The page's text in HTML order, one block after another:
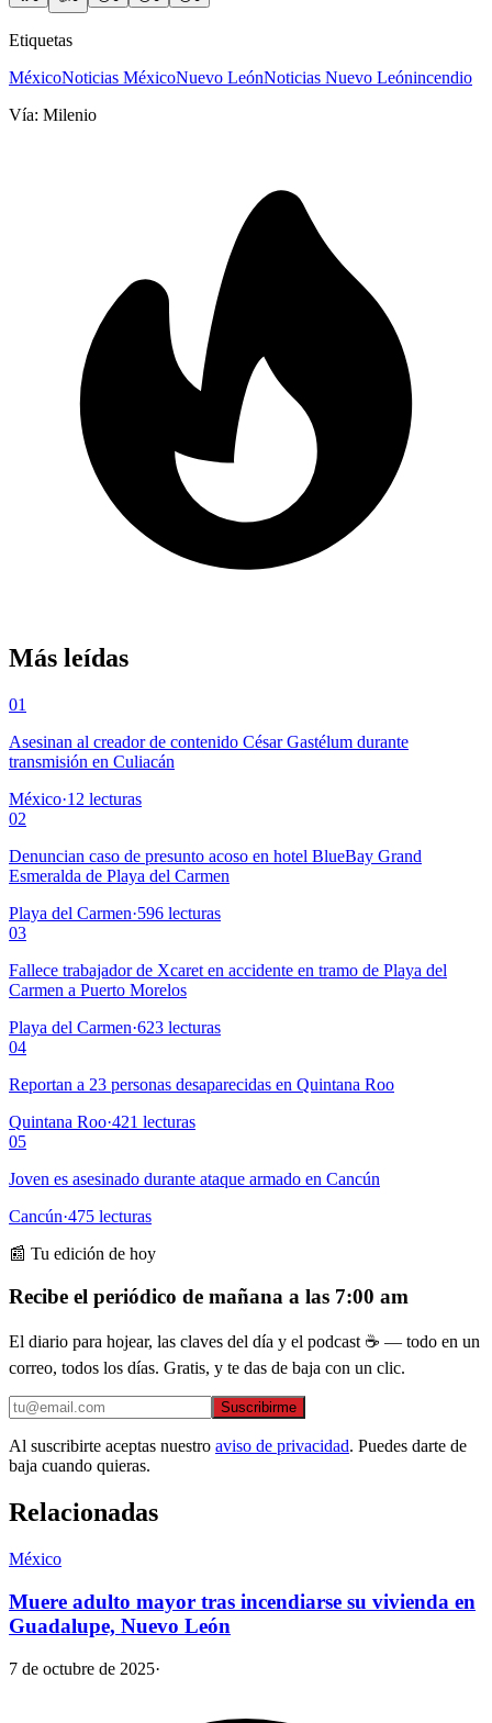
Etiquetas
MéxicoNoticias MéxicoNuevo LeónNoticias Nuevo Leónincendio
Vía: Milenio
Más leídas
01
Asesinan al creador de contenido César Gastélum durante
transmisión en Culiacán
México·12 lecturas
02
Denuncian caso de presunto acoso en hotel BlueBay Grand
Esmeralda de Playa del Carmen
Playa del Carmen·596 lecturas
03
Fallece trabajador de Xcaret en accidente en tramo de Playa del
Carmen a Puerto Morelos
Playa del Carmen·623 lecturas
04
Reportan a 23 personas desaparecidas en Quintana Roo
Quintana Roo·421 lecturas
05
Joven es asesinado durante ataque armado en Cancún
Cancún·475 lecturas
📰 Tu edición de hoy
Recibe el periódico de mañana a las 7:00 am
El diario para hojear, las claves del día y el podcast ☕ — todo en un
correo, todos los días. Gratis, y te das de baja con un clic.
Suscribirme
Al suscribirte aceptas nuestro aviso de privacidad. Puedes darte de
baja cuando quieras.
Relacionadas
México
Muere adulto mayor tras incendiarse su vivienda en
Guadalupe, Nuevo León
7 de octubre de 2025·